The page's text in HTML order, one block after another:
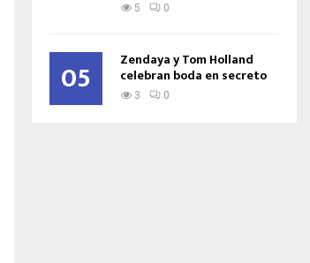
5 0
05 Zendaya y Tom Holland
celebran boda en secreto
3 0